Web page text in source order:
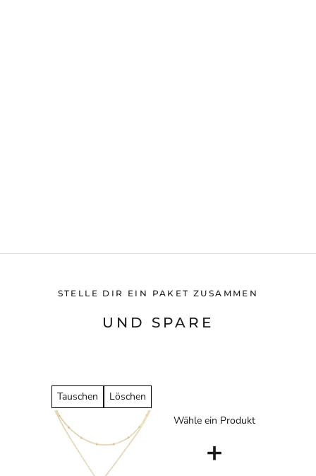
STELLE DIR EIN PAKET ZUSAMMEN
UND SPARE
Tauschen Löschen
Wähle ein Produkt
+